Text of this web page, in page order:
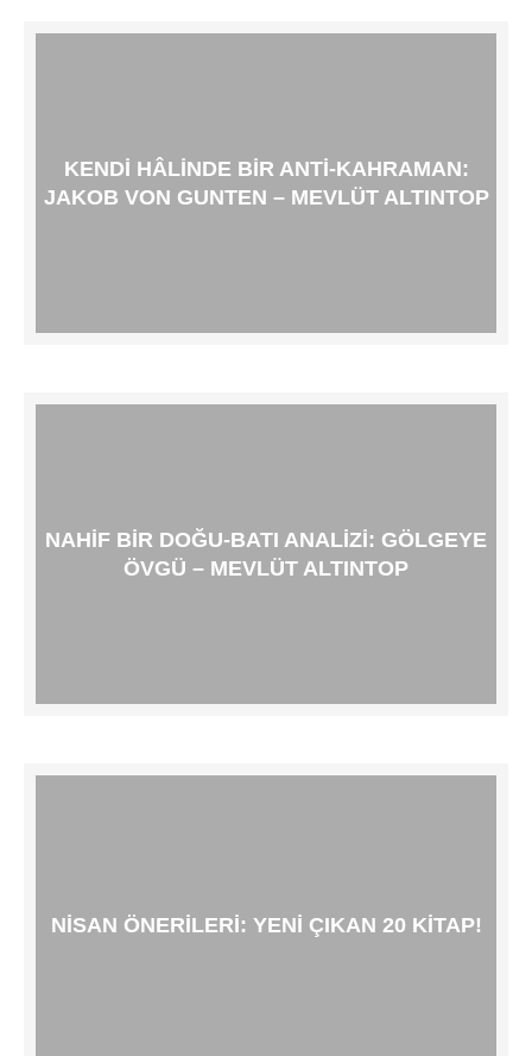
KENDI HÂLINDE BIR ANTI-KAHRAMAN:
JAKOB VON GUNTEN – MEVLÜT ALTINTOP
NAHIF BIR DOĞU-BATI ANALIZI: GÖLGEYE
ÖVGÜ – MEVLÜT ALTINTOP
NISAN ÖNERILERI: YENI ÇIKAN 20 KITAP!